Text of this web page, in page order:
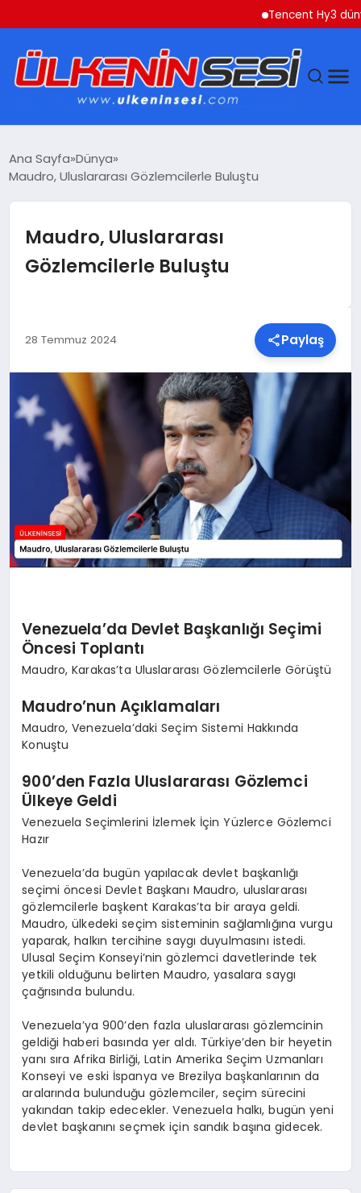
Tencent Hy3 dünya
EKONOMI
GÜNDEM
MAGAZIN
SPOR
TEKNOLOJI
MALATYA HABERLERI
Ana Sayfa Dünya
Maudro, Uluslararası Gözlemcilerle Buluştu
Maudro, Uluslararası
Gözlemcilerle Buluştu
28 Temmuz 2024 Paylaş
Venezuela’da Devlet Başkanlığı Seçimi
Öncesi Toplantı
Maudro, Karakas’ta Uluslararası Gözlemcilerle Görüştü
Maudro’nun Açıklamaları
Maudro, Venezuela’daki Seçim Sistemi Hakkında
Konuştu
900’den Fazla Uluslararası Gözlemci
Ülkeye Geldi
Venezuela Seçimlerini İzlemek İçin Yüzlerce Gözlemci
Hazır
Venezuela’da bugün yapılacak devlet başkanlığı
seçimi öncesi Devlet Başkanı Maudro, uluslararası
gözlemcilerle başkent Karakas’ta bir araya geldi.
Maudro, ülkedeki seçim sisteminin sağlamlığına vurgu
yaparak, halkın tercihine saygı duyulmasını istedi.
Ulusal Seçim Konseyi’nin gözlemci davetlerinde tek
yetkili olduğunu belirten Maudro, yasalara saygı
çağrısında bulundu.
Venezuela’ya 900’den fazla uluslararası gözlemcinin
geldiği haberi basında yer aldı. Türkiye’den bir heyetin
yanı sıra Afrika Birliği, Latin Amerika Seçim Uzmanları
Konseyi ve eski İspanya ve Brezilya başkanlarının da
aralarında bulunduğu gözlemciler, seçim sürecini
yakından takip edecekler. Venezuela halkı, bugün yeni
devlet başkanını seçmek için sandık başına gidecek.